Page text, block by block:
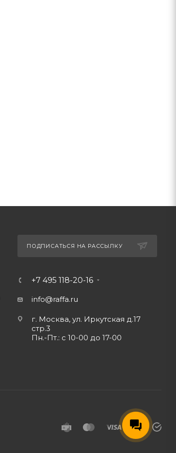
ПОДПИСАТЬСЯ НА РАССЫЛКУ
+7 495 118-20-16
info@raffa.ru
г. Москва, ул. Иркутская д.17
стр.3
Пн.-Пт.: с 10-00 до 17-00